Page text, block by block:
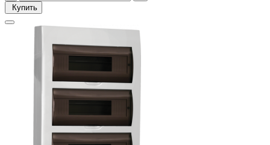
Купить